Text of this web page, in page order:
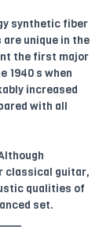
synthetic fiber
unique in the
the first major
1940 s when
increased
with all
classical guitar,
qualities of
set.